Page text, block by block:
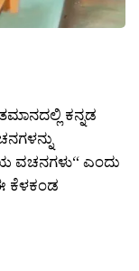
ಕನ್ನಡ
ವಚನಗಳು“ ಎಂದು
ಕೆಳಕಂಡ